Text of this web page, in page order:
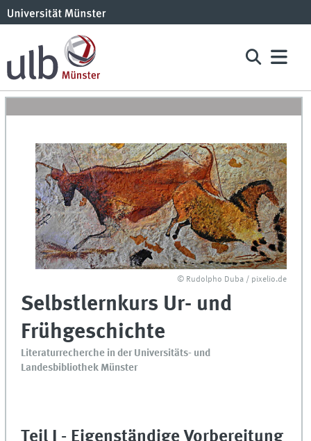
© Rudolpho Duba / pixelio.de
Selbstlernkurs Ur- und
Frühgeschichte
Literaturrecherche in der Universitäts- und
Landesbibliothek Münster
Teil I - Eigenständige Vorbereitung